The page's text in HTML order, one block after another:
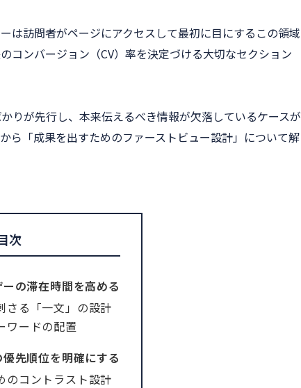
は訪問者がページにアクセスして最初に目にするこの領域
コンバージョン（CV）率を決定づける大切なセクション
りが先行し、本来伝えるべき情報が欠落しているケースが
ら「成果を出すためのファーストビュー設計」について解
次
の滞在時間を高める
さる「一文」の設計
ワードの配置
先順位を明確にする
のコントラスト設計